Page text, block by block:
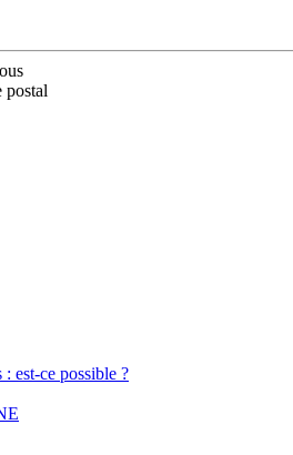
postal
: est-ce possible ?